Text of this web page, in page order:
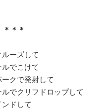
＊＊
ーズして
でこけて
クで発射して
でクリフドロップして
ドして